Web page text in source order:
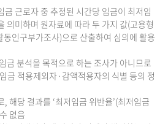
금 근로자 중 추정된 시간당 임금이 최저임
의미하며 원자료에 따라 두 가지 값(고용형
인구부가조사)으로 산출하여 심의에 활용
금 분석을 목적으로 하는 조사가 아니므로
금 적용제외자·감액적용자의 식별 등의 정
해당 결과를 ‘최저임금 위반율’(최저임금
없음